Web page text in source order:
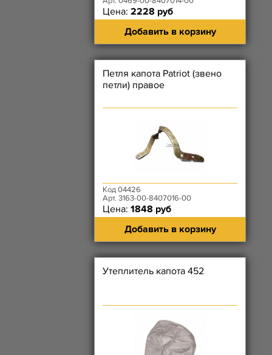
Цена: 2228 руб
Добавить в корзину
Петля капота Patriot (звено
петли) правое
Код 04426
Арт. 3163-00-8407016-00
Цена: 1848 руб
Добавить в корзину
Утеплитель капота 452